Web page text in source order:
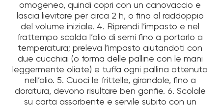
omogeneo, quindi copri con un canovaccio e
lascia lievitare per circa 2 h, o fino al raddoppio
del volume iniziale. 4. Riprendi l’impasto e nel
frattempo scalda l’olio di semi fino a portarlo a
temperatura; preleva l’impasto aiutandoti con
due cucchiai (o forma delle palline con le mani
leggermente oliate) e tuffa ogni pallina ottenuta
nell’olio. 5. Cuoci le frittelle, girandole, fino a
doratura, devono risultare ben gonfie. 6. Scolale
su carta assorbente e servile subito con un